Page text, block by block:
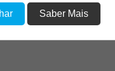
Saber Mais